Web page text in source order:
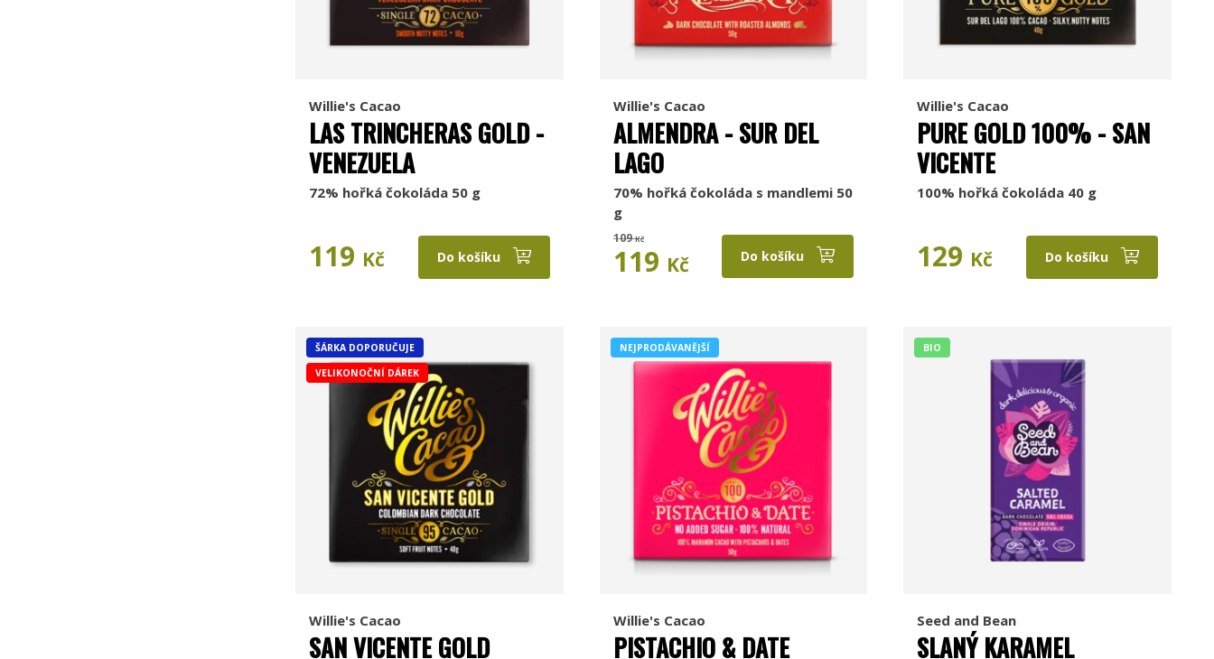
Willie's Cacao
LAS TRINCHERAS GOLD -
VENEZUELA
72% hořká čokoláda 50 g
119 Kč Do košíku
Willie's Cacao
ALMENDRA - SUR DEL
LAGO
70% hořká čokoláda s mandlemi 50
g
109 Kč
119 Kč Do košíku
Willie's Cacao
PURE GOLD 100% - SAN
VICENTE
100% hořká čokoláda 40 g
129 Kč Do košíku
ŠÁRKA DOPORUČUJE
VELIKONOČNÍ DÁREK
Willie's Cacao
SAN VICENTE GOLD
NEJPRODÁVANĚJŠÍ
Willie's Cacao
PISTACHIO & DATE
BIO
Seed and Bean
SLANÝ KARAMEL